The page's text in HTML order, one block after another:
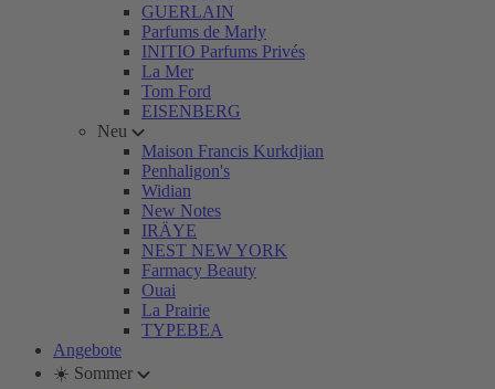
GUERLAIN
Parfums de Marly
INITIO Parfums Privés
La Mer
Tom Ford
EISENBERG
Neu
Maison Francis Kurkdjian
Penhaligon's
Widian
New Notes
IRÄYE
NEST NEW YORK
Farmacy Beauty
Ouai
La Prairie
TYPEBEA
Angebote
☀️ Sommer